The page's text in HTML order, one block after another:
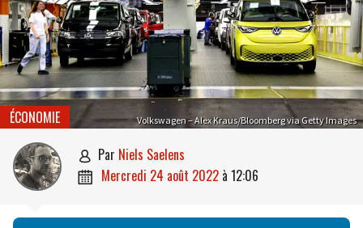
Volkswagen – Alex Kraus/Bloomberg via Getty Images
ÉCONOMIE
 par Niels Saelens
 mercredi 24 août 2022 à 12:06